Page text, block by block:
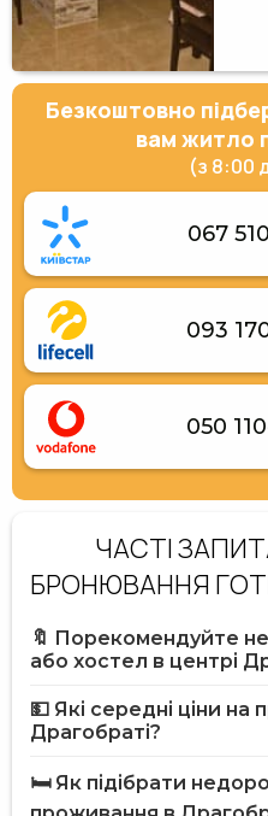
Безкоштовно
вам житло
(з 8:00
067
093
050
ЧАСТІ
БРОНЮВАННЯ
🔖 Порекомендуйте
або хостел в центрі
💵 Які середні ціни на
Драгобраті?
🛏️ Як підібрати